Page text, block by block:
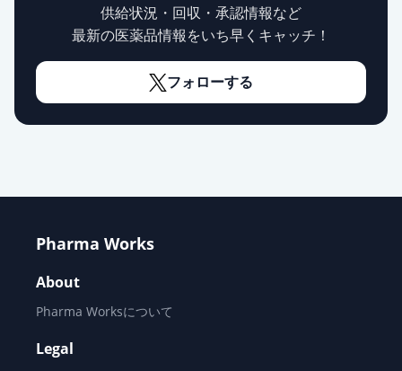
ソリフェナシンコハク酸塩錠
5mg「YD」
通常出荷
ソリフェナシンコハク酸塩錠
5mg「ニプロ」
ソリフェナシンコハク酸塩錠
薬価 28.90 円
供給状況・回収・承認情報など
最新の医薬品情報をいち早くキャッチ！
フォローする
Pharma Works
About
Pharma Worksについて
Legal